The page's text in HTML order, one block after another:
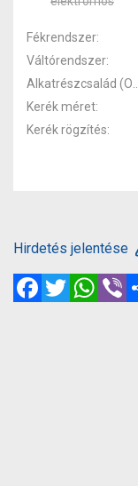
Fékrendszer
Váltórendszer
Kerék méret
Kerék rögzítés
Hirdetés jelentése
FacebookTwitter